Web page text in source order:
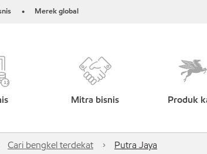
• Merek global
Mitra bisnis Produk
Cari bengkel terdekat Putra Jaya